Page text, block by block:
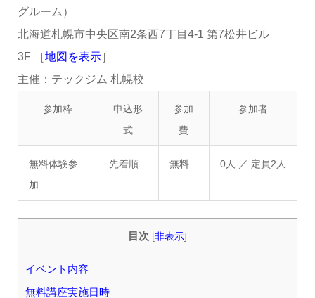
グルーム）
北海道札幌市中央区南2条西7丁目4-1 第7松井ビル
3F ［地図を表示］
主催：テックジム 札幌校
参加枠
申込形
式
参加
費
参加者
無料体験参
加
先着順 無料 0人 ／ 定員2人
目次 [非表示]
イベント内容
無料講座実施日時